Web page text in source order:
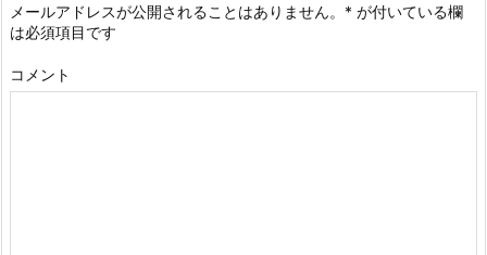
メールアドレスが公開されることはありません。 * が付いている欄
は必須項目です
コメント